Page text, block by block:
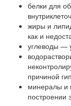
белки для
жиры и
как и
углеводы —
причиной
минералы и
построении